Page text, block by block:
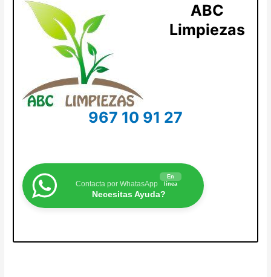
ABC
Limpiezas
967 10 91 27
Contacta por WhatasApp
En
línea
Necesitas Ayuda?